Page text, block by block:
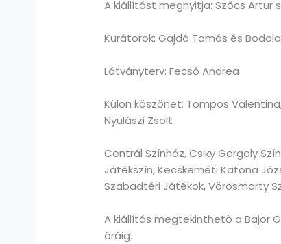
A kiállítást megnyitja: Szőcs Artur
Kurátorok: Gajdó Tamás és
Látványterv: Fecsó Andrea
Külön köszönet: Tompos
Nyulászi Zsolt
Centrál Színház, Csiky Gergely
Játékszín, Kecskeméti Katona
Szabadtéri Játékok, Vörösmarty
A kiállítás megtekinthető a Bajor
óráig.